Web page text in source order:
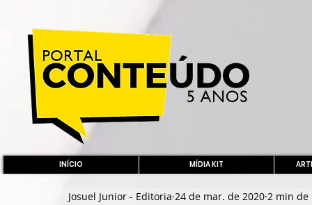
INÍCIO MÍDIA KIT
Josuel Junior - Editoria 24 de mar. de 2020 2 min